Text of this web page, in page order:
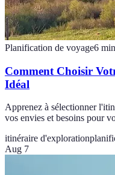
Planification de voyage6 min
Comment Choisir
Idéal
Apprenez à sélectionner
vos envies et besoins pour
itinéraire d'exploration
Aug 7